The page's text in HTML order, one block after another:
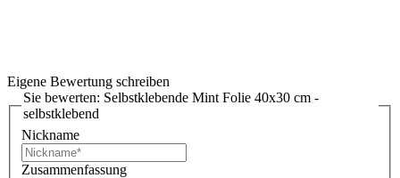
Eigene Bewertung schreiben
Sie bewerten: Selbstklebende Mint Folie 40x30 cm -
selbstklebend
Nickname
Zusammenfassung